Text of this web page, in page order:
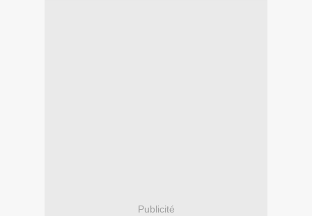
Publicité